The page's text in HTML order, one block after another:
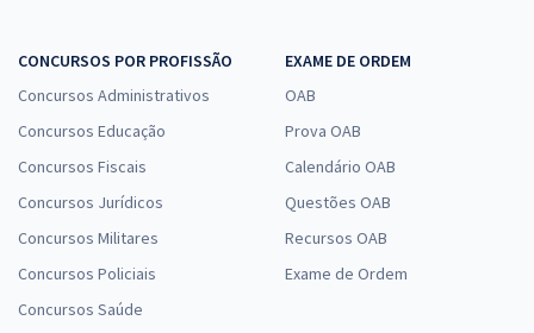
CONCURSOS POR PROFISSÃO
Concursos Administrativos
Concursos Educação
Concursos Fiscais
Concursos Jurídicos
Concursos Militares
Concursos Policiais
Concursos Saúde
EXAME DE ORDEM
OAB
Prova OAB
Calendário OAB
Questões OAB
Recursos OAB
Exame de Ordem